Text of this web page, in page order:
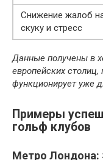
Снижение жалоб
скуку и стресс
Данные получены в
европейских
функционирует уже
Примеры
гольф клубов
Метро Лондона: